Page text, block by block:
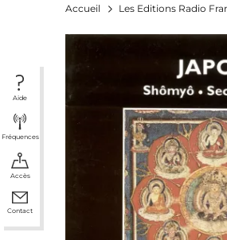
Aide
Fréquences
Accès
Contact
Accueil Les Editions Radio